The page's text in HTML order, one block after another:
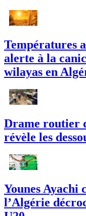
Températures
alerte à la
wilayas en
Drame routier
révèle les
Younes Ayachi
l’Algérie